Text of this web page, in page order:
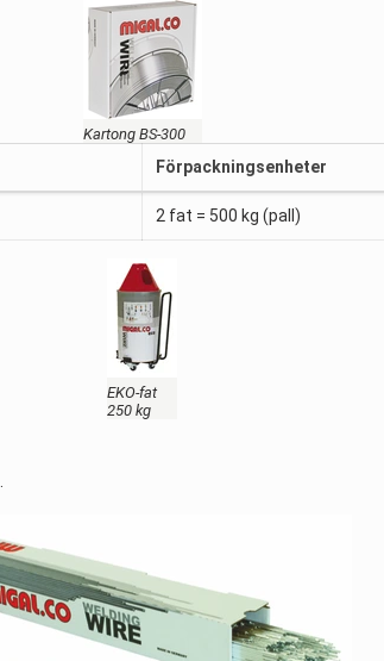
Kartong BS-300
Förpackningsenheter
2 fat = 500 kg (pall)
EKO-fat
250 kg